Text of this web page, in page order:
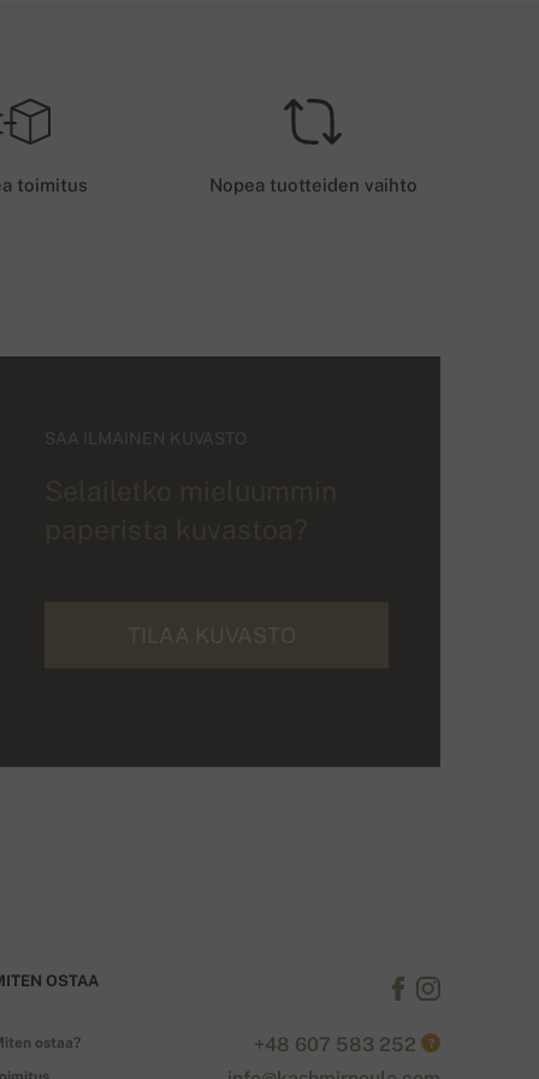
toimitus Nopea tuotteiden vaihto
SAA ILMAINEN KUVASTO
OSTAA
ostaa?
+48 607 583 252 ?